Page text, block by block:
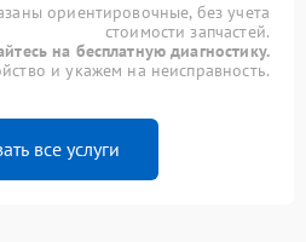
ориентировочные, без учета
стоимости запчастей.
на бесплатную диагностику.
и укажем на неисправность.
все услуги